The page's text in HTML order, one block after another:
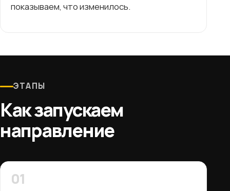
показываем, что изменилось.
ЭТАПЫ
Как запускаем
направление
01